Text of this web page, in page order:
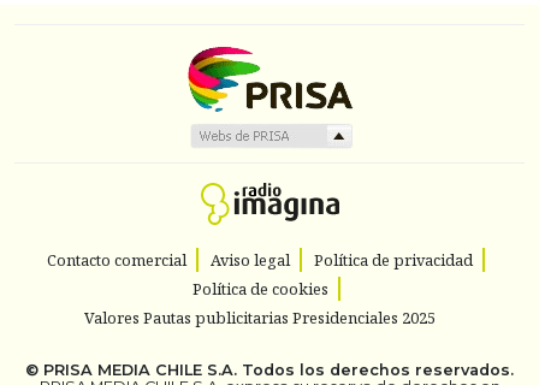
Contacto comercial Aviso legal
Política de privacidad
Política de cookies
Valores Pautas publicitarias Presidenciales 2025
© PRISA MEDIA CHILE S.A. Todos los derechos reservados.